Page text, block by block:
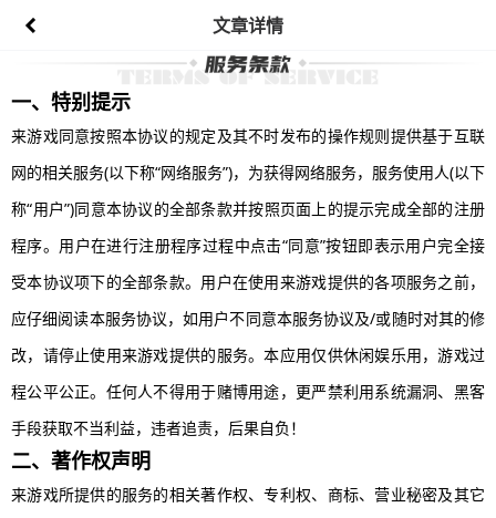
文章详情
一、特别提示
来游戏同意按照本协议的规定及其不时发布的操作规则提供基于互联
网的相关服务(以下称“网络服务”)，为获得网络服务，服务使用人(以下
称“用户”)同意本协议的全部条款并按照页面上的提示完成全部的注册
程序。用户在进行注册程序过程中点击“同意”按钮即表示用户完全接
受本协议项下的全部条款。用户在使用来游戏提供的各项服务之前，
应仔细阅读本服务协议，如用户不同意本服务协议及/或随时对其的修
改，请停止使用来游戏提供的服务。本应用仅供休闲娱乐用，游戏过
程公平公正。任何人不得用于赌博用途，更严禁利用系统漏洞、黑客
手段获取不当利益，违者追责，后果自负！
二、著作权声明
来游戏所提供的服务的相关著作权、专利权、商标、营业秘密及其它